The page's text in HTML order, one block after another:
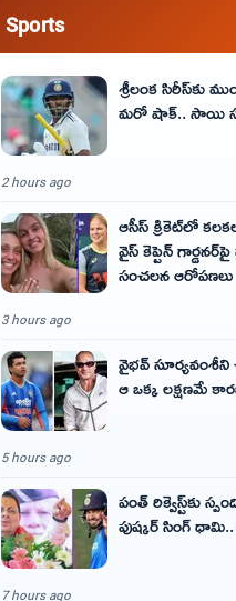
Sports
శ్రీలంక సిరీస్‌కు
మరో షాక్‌.. సాయి
2 hours ago
ఆసీస్ క్రికెట్‌లో
వైస్ కెప్టెన్
సంచలన ఆరోపణలు
3 hours ago
వైభవ్‌
ఆ ఒక్క లక్షణమే
5 hours ago
పంత్ రిక్వెస్ట్‌కు
పుష్కర్ సింగ్
7 hours ago